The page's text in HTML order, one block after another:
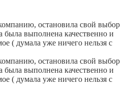
остановила свой выбор
была выполнена качественно и
( думала уже ничего нельзя с
остановила свой выбор
была выполнена качественно и
( думала уже ничего нельзя с